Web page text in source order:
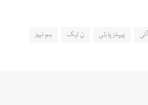
پیپلز پارٹی ن لیگ ہم نیوز